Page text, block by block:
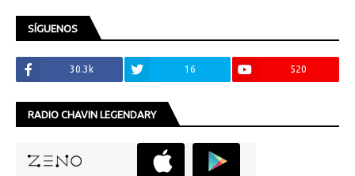
SÍGUENOS
30.3k 16 520
RADIO CHAVIN LEGENDARY